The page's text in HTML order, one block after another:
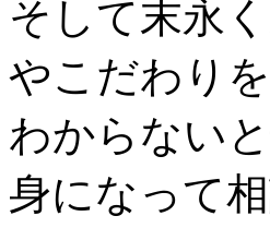
そして末永
やこだわり
わからない
身になって